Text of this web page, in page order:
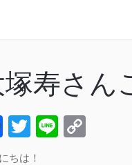
寿さん
Facebook
Twitter
Line
ちは！